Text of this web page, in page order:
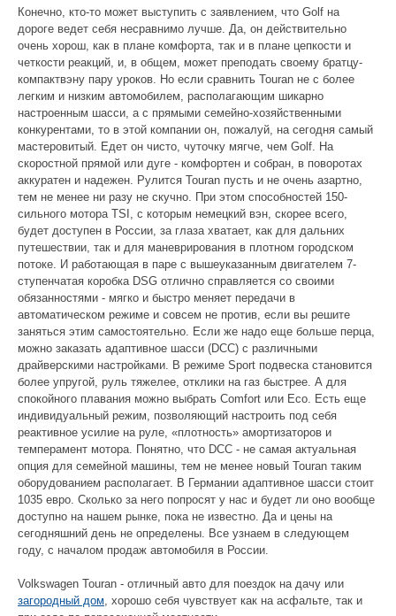
Конечно, кто-то может выступить с заявлением, что Golf на
дороге ведет себя несравнимо лучше. Да, он действительно
очень хорош, как в плане комфорта, так и в плане цепкости и
четкости реакций, и, в общем, может преподать своему братцу-
компактвэну пару уроков. Но если сравнить Touran не с более
легким и низким автомобилем, располагающим шикарно
настроенным шасси, а с прямыми семейно-хозяйственными
конкурентами, то в этой компании он, пожалуй, на сегодня самый
мастеровитый. Едет он чисто, чуточку мягче, чем Golf. На
скоростной прямой или дуге - комфортен и собран, в поворотах
аккуратен и надежен. Рулится Touran пусть и не очень азартно,
тем не менее ни разу не скучно. При этом способностей 150-
сильного мотора TSI, с которым немецкий вэн, скорее всего,
будет доступен в России, за глаза хватает, как для дальних
путешествии, так и для маневрирования в плотном городском
потоке. И работающая в паре с вышеуказанным двигателем 7-
ступенчатая коробка DSG отлично справляется со своими
обязанностями - мягко и быстро меняет передачи в
автоматическом режиме и совсем не против, если вы решите
заняться этим самостоятельно. Если же надо еще больше перца,
можно заказать адаптивное шасси (DCC) с различными
драйверскими настройками. В режиме Sport подвеска становится
более упругой, руль тяжелее, отклики на газ быстрее. А для
спокойного плавания можно выбрать Comfort или Есо. Есть еще
индивидуальный режим, позволяющий настроить под себя
реактивное усилие на руле, «плотность» амортизаторов и
темперамент мотора. Понятно, что DCC - не самая актуальная
опция для семейной машины, тем не менее новый Touran таким
оборудованием располагает. В Германии адаптивное шасси стоит
1035 евро. Сколько за него попросят у нас и будет ли оно вообще
доступно на нашем рынке, пока не известно. Да и цены на
сегодняшний день не определены. Все узнаем в следующем
году, с началом продаж автомобиля в России.
Volkswagen Touran - отличный авто для поездок на дачу или
загородный дом , хорошо себя чувствует как на асфальте, так и